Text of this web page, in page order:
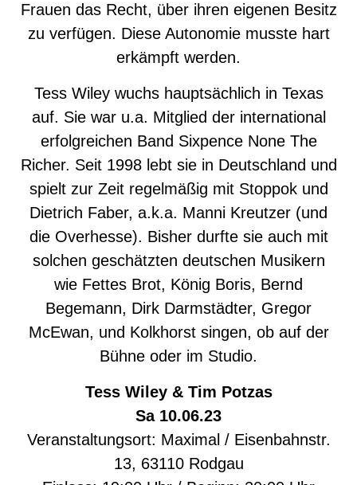
Frauen das Recht, über ihren eigenen Besitz
zu verfügen. Diese Autonomie musste hart
erkämpft werden.
Tess Wiley wuchs hauptsächlich in Texas
auf. Sie war u.a. Mitglied der international
erfolgreichen Band Sixpence None The
Richer. Seit 1998 lebt sie in Deutschland und
spielt zur Zeit regelmäßig mit Stoppok und
Dietrich Faber, a.k.a. Manni Kreutzer (und
die Overhesse). Bisher durfte sie auch mit
solchen geschätzten deutschen Musikern
wie Fettes Brot, König Boris, Bernd
Begemann, Dirk Darmstädter, Gregor
McEwan, und Kolkhorst singen, ob auf der
Bühne oder im Studio.
Tess Wiley & Tim Potzas
Sa 10.06.23
Veranstaltungsort: Maximal / Eisenbahnstr.
13, 63110 Rodgau